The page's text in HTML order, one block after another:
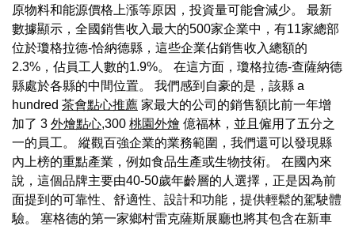
原物料和能源價格上漲等原因，投資量可能會減少。 最新
數據顯示，全國銷售收入最大的500家企業中，有11家總部
位於瓊格拉德-恰納德縣，這些企業佔銷售收入總額的
2.3%，佔員工人數的1.9%。 在這方面，瓊格拉德-查薩納德
縣處於各縣的中間位置。 我們感到自豪的是，該縣 a
hundred 茶會點心推薦 家最大的公司的銷售額比前一年增
加了 3 外燴點心,300 桃園外燴 億福林，並且僱用了五分之
一的員工。 縱觀百強企業的業務範圍，我們還可以發現縣
內上榜的重點產業，例如食品生產或生物技術。 在國內來
說，這個品牌主要由40-50歲年齡層的人選擇，正是因為前
面提到的可靠性、舒適性、設計和功能，提供輕鬆的駕駛體
驗。 塞格德的第一家鄉村雷克薩斯展廳也將其包含在新車